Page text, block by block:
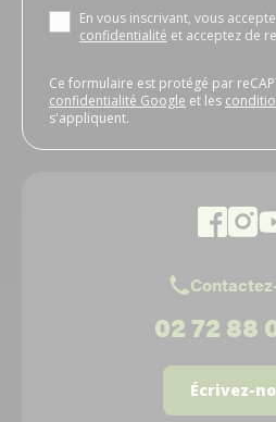
En vous inscrivant, vous
confidentialité et acceptez de
Ce formulaire est protégé par
confidentialité Google et les
s'appliquent.
02 72 88
Écrivez-